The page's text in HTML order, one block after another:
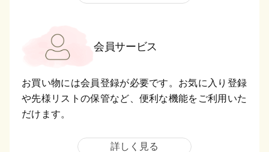
会員サービス
お買い物には会員登録が必要です。お気に入り登録
や先様リストの保管など、便利な機能をご利用いた
だけます。
詳しく見る